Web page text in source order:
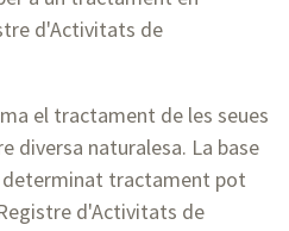
d'Activitats de
el tractament de les seues
diversa naturalesa. La base
determinat tractament pot
d'Activitats de